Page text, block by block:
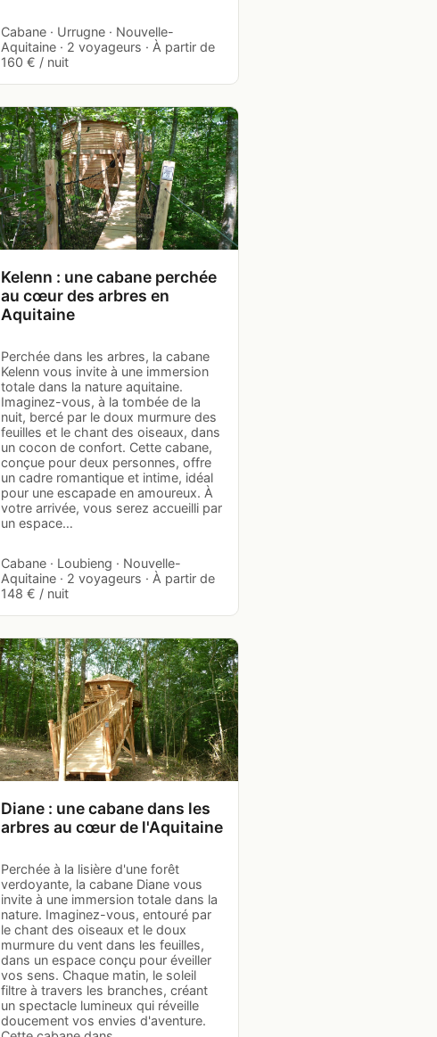
Cabane · Urrugne · Nouvelle-
Aquitaine · 2 voyageurs · À partir de
160 € / nuit
Kelenn : une cabane perchée
au cœur des arbres en
Aquitaine
Perchée dans les arbres, la cabane
Kelenn vous invite à une immersion
totale dans la nature aquitaine.
Imaginez-vous, à la tombée de la
nuit, bercé par le doux murmure des
feuilles et le chant des oiseaux, dans
un cocon de confort. Cette cabane,
conçue pour deux personnes, offre
un cadre romantique et intime, idéal
pour une escapade en amoureux. À
votre arrivée, vous serez accueilli par
un espace…
Cabane · Loubieng · Nouvelle-
Aquitaine · 2 voyageurs · À partir de
148 € / nuit
Diane : une cabane dans les
arbres au cœur de l'Aquitaine
Perchée à la lisière d'une forêt
verdoyante, la cabane Diane vous
invite à une immersion totale dans la
nature. Imaginez-vous, entouré par
le chant des oiseaux et le doux
murmure du vent dans les feuilles,
dans un espace conçu pour éveiller
vos sens. Chaque matin, le soleil
filtre à travers les branches, créant
un spectacle lumineux qui réveille
doucement vos envies d'aventure.